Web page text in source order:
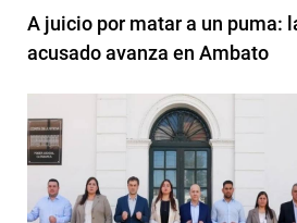
A juicio por matar a un puma:
acusado avanza en Ambato